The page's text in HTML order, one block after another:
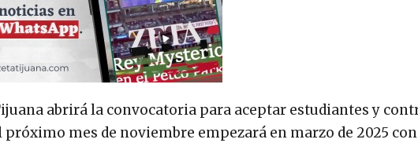
abrirá la convocatoria para aceptar estudiantes y
mes de noviembre empezará en marzo de 2025